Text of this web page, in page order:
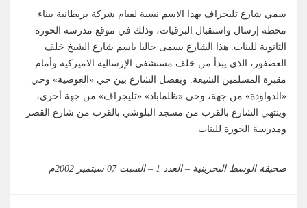
سمي شارع تليجراف بهذا الاسم نسبة لقيام شركة بريطانية ببناء
محطة إرسال واستقبال البرقيات، وذلك في موقع مدرسة الحورة
الثانوية للبنات. هذا الشارع يسمى حاليا باسم شارع الشيخ خلف
العصفور، الذي يبدأ من خلف مستشفى الإرسالية الاميركية وأمام
مقبرة المسلمين الشيعة. ويفصل الشارع بين حي «العوضية» وحي
«الذواودة» من جهة، وحي «ظلماباد» «تليجراف» من جهة أخرى،
وينتهي الشارع بالقرب من مسجد البلوشي بالقرب من شارع القصر
ومدرسة الحورة للبنات
صحيفة الوسط البحرينية – العدد 1 – السبت 07 سبتمبر 2002م